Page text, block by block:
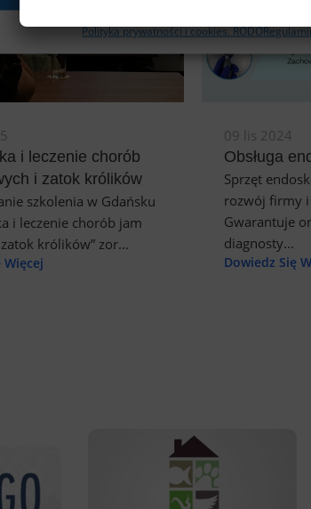
Polityka prywatności i cookies. RODO
i leczenie chorób
i zatok królików
szkolenia w Gdańsku
i leczenie chorób jam
królików” zor...
Więcej
09 lis 2024
Obsługa
Sprzęt
rozwój firmy
Gwarantuje
diagnosty...
Dowiedz Się